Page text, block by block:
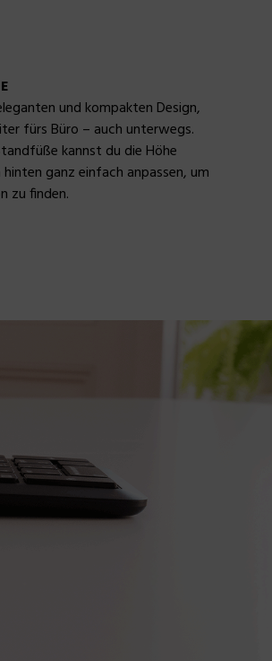
und kompakten Design,
fürs Büro – auch unterwegs.
kannst du die Höhe
hinten ganz einfach anpassen, um
zu finden.